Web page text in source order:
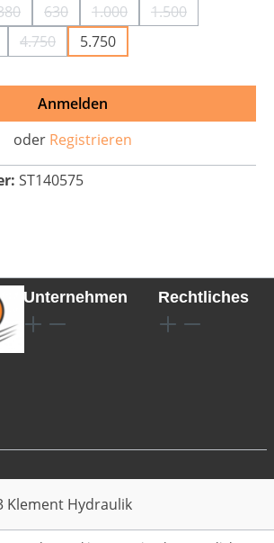
zurzeit nicht verfügbar.)
ist zurzeit nicht verfügbar.)
(Diese Option ist zurzeit nicht verfügbar.)
630(Diese Option ist zurzeit nicht
1.000(Diese Option ist zurzeit
1.500(Diese Option
ist zurzeit nicht verfügbar.)
Option ist zurzeit nicht verfügbar.)
4.750(Diese Option ist zurzeit nicht
5.750
Anmelden
oder Registrieren
ST140575
Unternehmen Rechtliches
Klement Hydraulik